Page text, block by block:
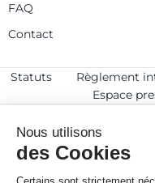
FAQ
Contact
Statuts Règlement
Espace